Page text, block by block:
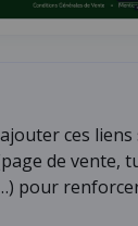
ces
de vente,
pour